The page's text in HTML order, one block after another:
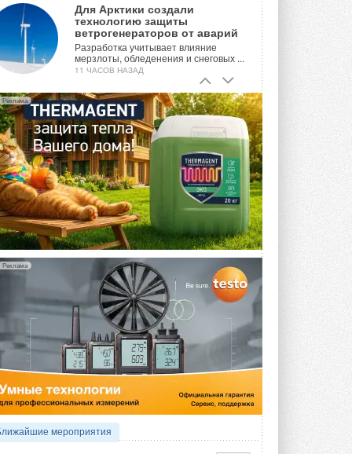
Для Арктики создали
технологию защиты
ветрогенераторов от аварий
Разработка учитывает влияние
мерзлоты, обледенения и снеговых ...
11 ЧАСОВ НАЗАД
Гибридный тепловой насос PV/T
с одним общим испарителем
Исследователи предложили
конструкцию двухисточникового ...
ВЧЕРА
21-й ежегодный форум
«ЦОД-2026»
Мероприятие пройдет 2-3 сентября в
отеле Radisson Slavyanskaya. Форум
посетит более двух тысяч участников ...
ВЧЕРА
Китайская Shenling представила
линейку тепловых насосов
«воздух-вода» на R290
Серия ThermaX R290 All-In-One
включает три модели ...
4 АВГУСТА 2026
Тепловые насосы в связке с
солнечной генерацией и
накопителем снижают
потребление на 60%
Исследователи из Италии установили ...
4 АВГУСТА 2026
Реклама
Реклама
мероприятия